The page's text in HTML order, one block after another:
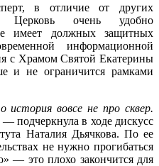
в отличие от других
Церковь очень удобно
имеет должных защитных
информационной
с Храмом Святой Екатерины
и не ограничится рамками
история вовсе не про сквер.
— подчеркнула в ходе дискусс
Наталия Дьячкова. По ее
не нужно прогибаться
— это плохо закончится для